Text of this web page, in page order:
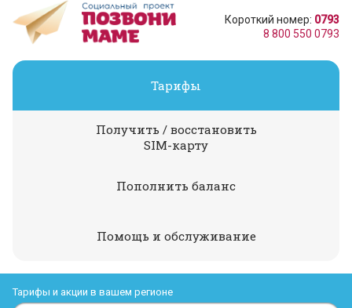
Короткий номер: 0793
8 800 550 0793
Тарифы
Получить / восстановить
SIM-карту
Пополнить баланс
Помощь и обслуживание
Тарифы и акции в вашем регионе